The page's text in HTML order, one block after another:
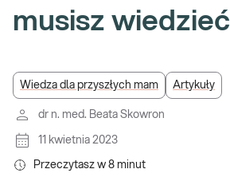
musisz wiedzieć
Wiedza dla przyszłych mam Artykuły
dr n. med. Beata Skowron
11 kwietnia 2023
Przeczytasz w 8 minut